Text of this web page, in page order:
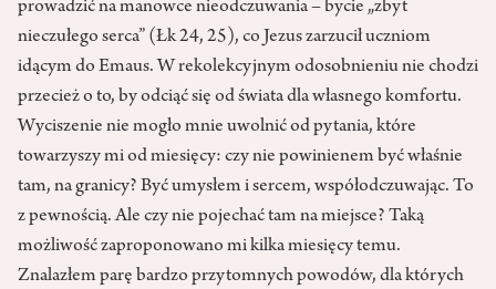
prowadzić na manowce nieodczuwania – bycie „zbyt
nieczułego serca” (Łk 24, 25), co Jezus zarzucił uczniom
idącym do Emaus. W rekolekcyjnym odosobnieniu nie chodzi
przecież o to, by odciąć się od świata dla własnego komfortu.
Wyciszenie nie mogło mnie uwolnić od pytania, które
towarzyszy mi od miesięcy: czy nie powinienem być właśnie
tam, na granicy? Być umysłem i sercem, współodczuwając. To
z pewnością. Ale czy nie pojechać tam na miejsce? Taką
możliwość zaproponowano mi kilka miesięcy temu.
Znalazłem parę bardzo przytomnych powodów, dla których